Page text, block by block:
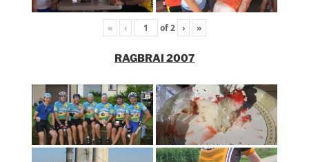
« ‹ of2 › »
RAGBRAI 2007